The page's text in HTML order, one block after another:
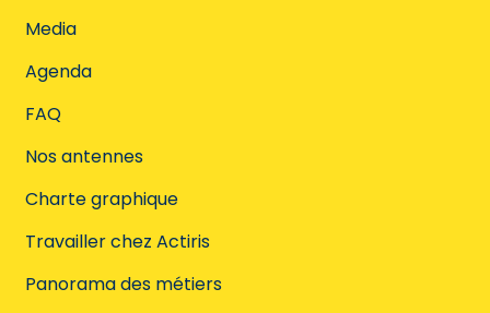
Media
Agenda
FAQ
Nos antennes
Charte graphique
Travailler chez Actiris
Panorama des métiers